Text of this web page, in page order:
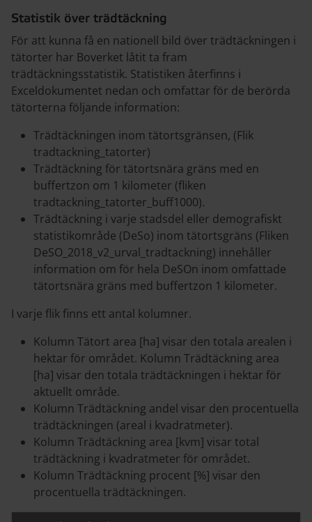
Statistik över trädtäckning
För att kunna få en nationell bild över trädtäckningen i
tätorter har Boverket låtit ta fram
trädtäckningsstatistik. Statistiken återfinns i
Exceldokumentet nedan och omfattar för de berörda
tätorterna följande information:
Trädtäckningen inom tätortsgränsen, (Flik
tradtackning_tatorter)
Trädtäckning för tätortsnära gräns med en
buffertzon om 1 kilometer (fliken
tradtackning_tatorter_buff1000).
Trädtäckning i varje stadsdel eller demografiskt
statistikområde (DeSo) inom tätortsgräns (Fliken
DeSO_2018_v2_urval_tradtackning) innehåller
information om för hela DeSOn inom omfattade
tätortsnära gräns med buffertzon 1 kilometer.
I varje flik finns ett antal kolumner.
Kolumn Tätort area [ha] visar den totala arealen i
hektar för området. Kolumn Trädtäckning area
[ha] visar den totala trädtäckningen i hektar för
aktuellt område.
Kolumn Trädtäckning andel visar den procentuella
trädtäckningen (areal i kvadratmeter).
Kolumn Trädtäckning area [kvm] visar total
trädtäckning i kvadratmeter för området.
Kolumn Trädtäckning procent [%] visar den
procentuella trädtäckningen.